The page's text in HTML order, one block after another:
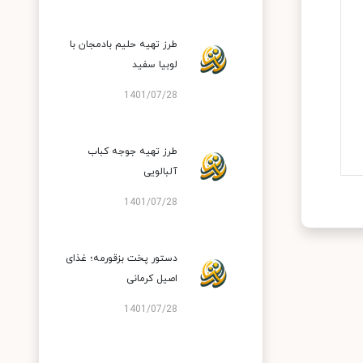
طرز تهیه حلیم بادمجان با
لوبیا سفید
1401/07/28
طرز تهیه جوجه کباب
آلبالویی
1401/07/28
دستور پخت بزقورمه؛ غذای
اصیل کرمانی
1401/07/28